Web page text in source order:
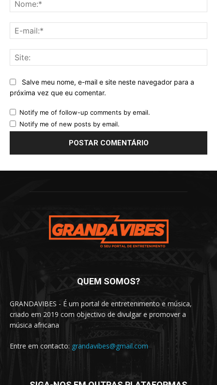
Salve meu nome, e-mail e site neste navegador para a
próxima vez que eu comentar.
Notify me of follow-up comments by email.
Notify me of new posts by email.
QUEM SOMOS?
GRANDAVIBES - É um portal de entretenimento e música,
criado em 2019 com objectivo de divulgar e promover a
música africana
Entre em contacto: grandavibes@gmail.com